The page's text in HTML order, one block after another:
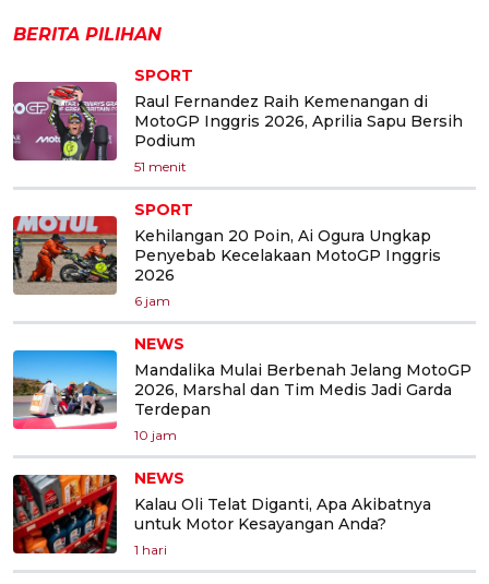
BERITA PILIHAN
SPORT
Raul Fernandez Raih Kemenangan di
MotoGP Inggris 2026, Aprilia Sapu Bersih
Podium
51 menit
SPORT
Kehilangan 20 Poin, Ai Ogura Ungkap
Penyebab Kecelakaan MotoGP Inggris
2026
6 jam
NEWS
Mandalika Mulai Berbenah Jelang MotoGP
2026, Marshal dan Tim Medis Jadi Garda
Terdepan
10 jam
NEWS
Kalau Oli Telat Diganti, Apa Akibatnya
untuk Motor Kesayangan Anda?
1 hari